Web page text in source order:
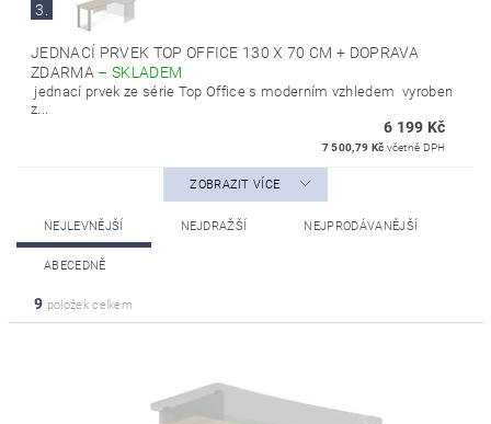
3.
JEDNACÍ PRVEK TOP OFFICE 130 X 70 CM + DOPRAVA
ZDARMA –SKLADEM
jednací prvek ze série Top Office s moderním vzhledem vyroben
z...
6 199 Kč
7 500,79 Kč včetně DPH
ZOBRAZIT VÍCE
NEJLEVNĚJŠÍ NEJDRAŽŠÍ NEJPRODÁVANĚJŠÍ
ABECEDNĚ
9 položek celkem